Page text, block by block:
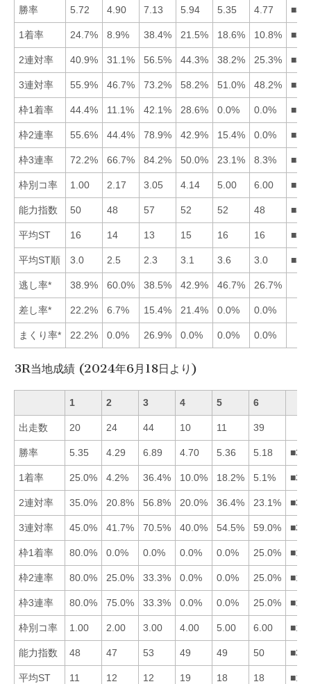
勝率 5.72 4.90 7.13 5.94 5.35 4.77
1着率 24.7% 8.9% 38.4% 21.5% 18.6% 10.8%
2連対率 40.9% 31.1% 56.5% 44.3% 38.2% 25.3%
3連対率 55.9% 46.7% 73.2% 58.2% 51.0% 48.2%
枠1着率 44.4% 11.1% 42.1% 28.6% 0.0% 0.0%
枠2連率 55.6% 44.4% 78.9% 42.9% 15.4% 0.0%
枠3連率 72.2% 66.7% 84.2% 50.0% 23.1% 8.3%
枠別コ率 1.00 2.17 3.05 4.14 5.00 6.00
能力指数 50 48 57 52 52 48
平均ST 16 14 13 15 16 16
平均ST順 3.0 2.5 2.3 3.1 3.6 3.0
逃し率* 38.9% 60.0% 38.5% 42.9% 46.7% 26.7%
差し率* 22.2% 6.7% 15.4% 21.4% 0.0% 0.0%
まくり率* 22.2% 0.0% 26.9% 0.0% 0.0% 0.0%
3R当地成績 (2024年6月18日より)
1 2 3 4 5 6
出走数 20 24 44 10 11 39
勝率 5.35 4.29 6.89 4.70 5.36 5.18
1着率 25.0% 4.2% 36.4% 10.0% 18.2% 5.1%
2連対率 35.0% 20.8% 56.8% 20.0% 36.4% 23.1%
3連対率 45.0% 41.7% 70.5% 40.0% 54.5% 59.0%
枠1着率 80.0% 0.0% 0.0% 0.0% 0.0% 25.0%
枠2連率 80.0% 25.0% 33.3% 0.0% 0.0% 25.0%
枠3連率 80.0% 75.0% 33.3% 0.0% 0.0% 25.0%
枠別コ率 1.00 2.00 3.00 4.00 5.00 6.00
能力指数 48 47 53 49 49 50
平均ST 11 12 12 19 18 18